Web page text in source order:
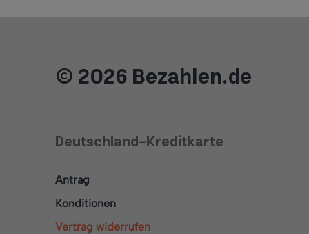
© 2026 Bezahlen.de
Deutschland-Kreditkarte
Antrag
Konditionen
Vertrag widerrufen